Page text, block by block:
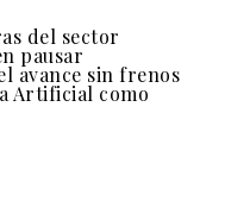
del sector
pausar
avance sin frenos
Artificial como